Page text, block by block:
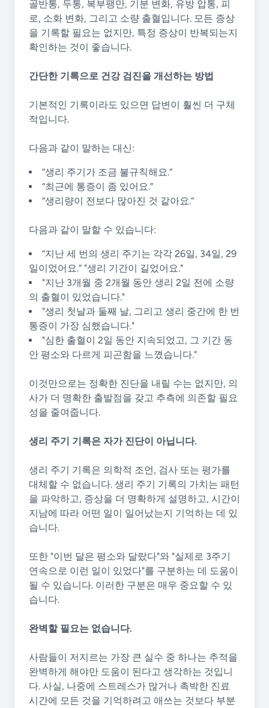
골반통, 두통, 복부팽만, 기분 변화, 유방 압통, 피
로, 소화 변화, 그리고 소량 출혈입니다. 모든 증상
을 기록할 필요는 없지만, 특정 증상이 반복되는지
확인하는 것이 좋습니다.
간단한 기록으로 건강 검진을 개선하는 방법
기본적인 기록이라도 있으면 답변이 훨씬 더 구체
적입니다.
다음과 같이 말하는 대신:
“생리 주기가 조금 불규칙해요.”
“최근에 통증이 좀 있어요.”
“생리량이 전보다 많아진 것 같아요.”
다음과 같이 말할 수 있습니다:
“지난 세 번의 생리 주기는 각각 26일, 34일, 29
일이었어요.” "생리 기간이 길었어요."
"지난 3개월 중 2개월 동안 생리 2일 전에 소량
의 출혈이 있었습니다."
"생리 첫날과 둘째 날, 그리고 생리 중간에 한 번
통증이 가장 심했습니다."
"심한 출혈이 2일 동안 지속되었고, 그 기간 동
안 평소와 다르게 피곤함을 느꼈습니다."
이것만으로는 정확한 진단을 내릴 수는 없지만, 의
사가 더 명확한 출발점을 갖고 추측에 의존할 필요
성을 줄여줍니다.
생리 주기 기록은 자가 진단이 아닙니다.
생리 주기 기록은 의학적 조언, 검사 또는 평가를
대체할 수 없습니다. 생리 주기 기록의 가치는 패턴
을 파악하고, 증상을 더 명확하게 설명하고, 시간이
지남에 따라 어떤 일이 일어났는지 기억하는 데 있
습니다.
또한 "이번 달은 평소와 달랐다"와 "실제로 3주기
연속으로 이런 일이 있었다"를 구분하는 데 도움이
될 수 있습니다. 이러한 구분은 매우 중요할 수 있
습니다.
완벽할 필요는 없습니다.
사람들이 저지르는 가장 큰 실수 중 하나는 추적을
완벽하게 해야만 도움이 된다고 생각하는 것입니
다. 사실, 나중에 스트레스가 많거나 촉박한 진료
시간에 모든 것을 기억하려고 애쓰는 것보다 부분